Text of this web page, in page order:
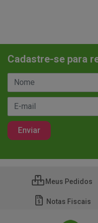
Cadastre-se para
Meus Pedidos
Notas Fiscais